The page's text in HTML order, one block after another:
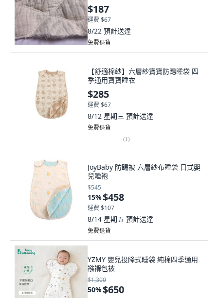
$187
運費 $67
8/22 預計送達
免費退貨
【舒適棉紗】六層紗寶寶防踢睡袋 四
季通用寶寶睡衣
$285
運費 $67
8/12 星期三 預計送達
免費退貨
(1)
JoyBaby 防踢被 六層紗布睡袋 日式嬰
兒睡袍
$545
15%$458
運費 $107
8/14 星期五 預計送達
免費退貨
YZMY 嬰兒投降式睡袋 純棉四季通用
襁褓包被
$1,300
50%$650